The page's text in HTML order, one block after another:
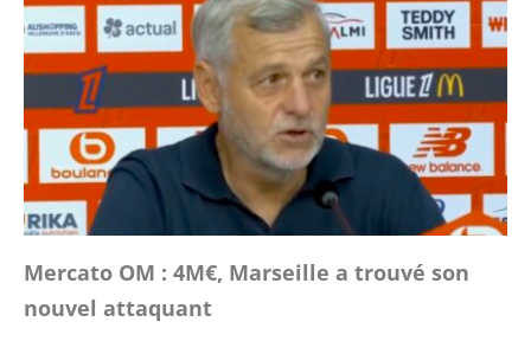
Mercato OM : 4M€, Marseille a trouvé son
nouvel attaquant